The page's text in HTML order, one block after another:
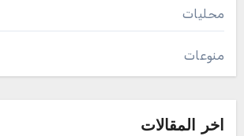
محليات
منوعات
اخر المقالات